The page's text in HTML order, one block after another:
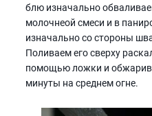
блю изначально
молочнеой смеси и в
изначально со стороны
Поливаем его сверху
помощью ложки и
минуты на среднем огне.